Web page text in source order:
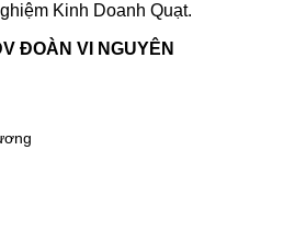
Kinh Doanh Quạt.
ĐOÀN VI NGUYÊN